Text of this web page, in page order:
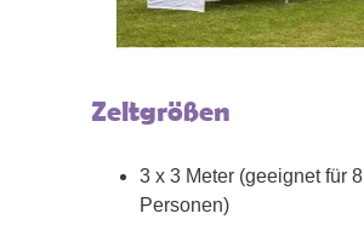
Zeltgrößen
3 x 3 Meter (geeignet für 8
Personen)